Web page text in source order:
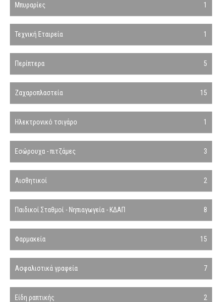
Μπυραρίες 1
Τεχνική Εταιρεία 1
Περίπτερα 5
Ζαχαροπλαστεία 15
Ηλεκτρονικό τσιγάρο 1
Εσώρουχα - πιτζάμες 3
Αισθητικοί 2
Παιδικοί Σταθμοί - Νηπιαγωγεία - ΚΔΑΠ 8
Φαρμακεία 15
Ασφαλιστικά γραφεία 7
Είδη ραπτικής 2